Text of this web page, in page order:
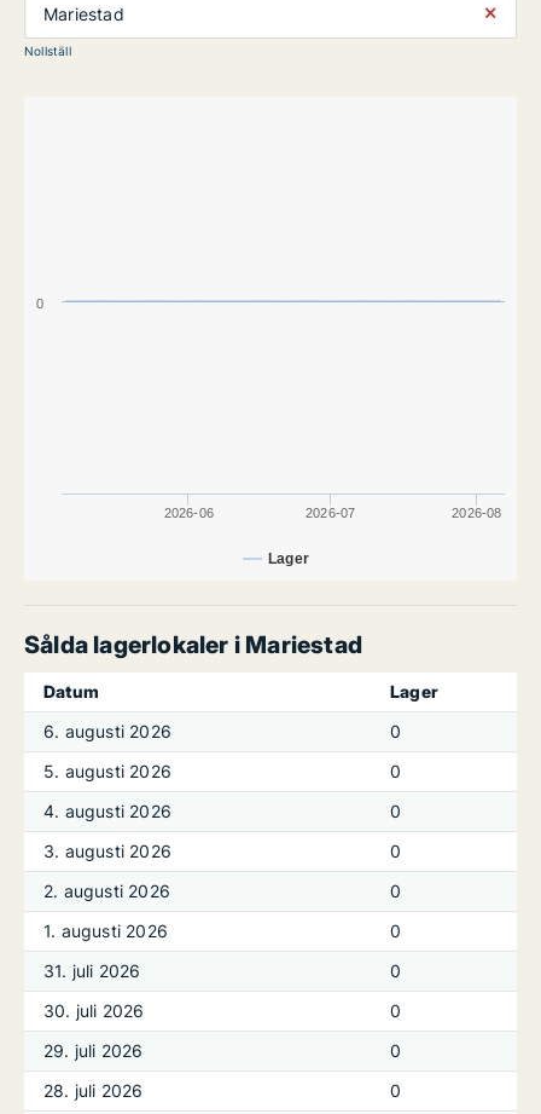
Mariestad
⨯
Nollställ
Lager
2026-06 2026-07 2026-08
0
Sålda lagerlokaler i Mariestad
Datum
Lager
6. augusti 2026
0
5. augusti 2026
0
4. augusti 2026
0
3. augusti 2026
0
2. augusti 2026
0
1. augusti 2026
0
31. juli 2026
0
30. juli 2026
0
29. juli 2026
0
28. juli 2026
0